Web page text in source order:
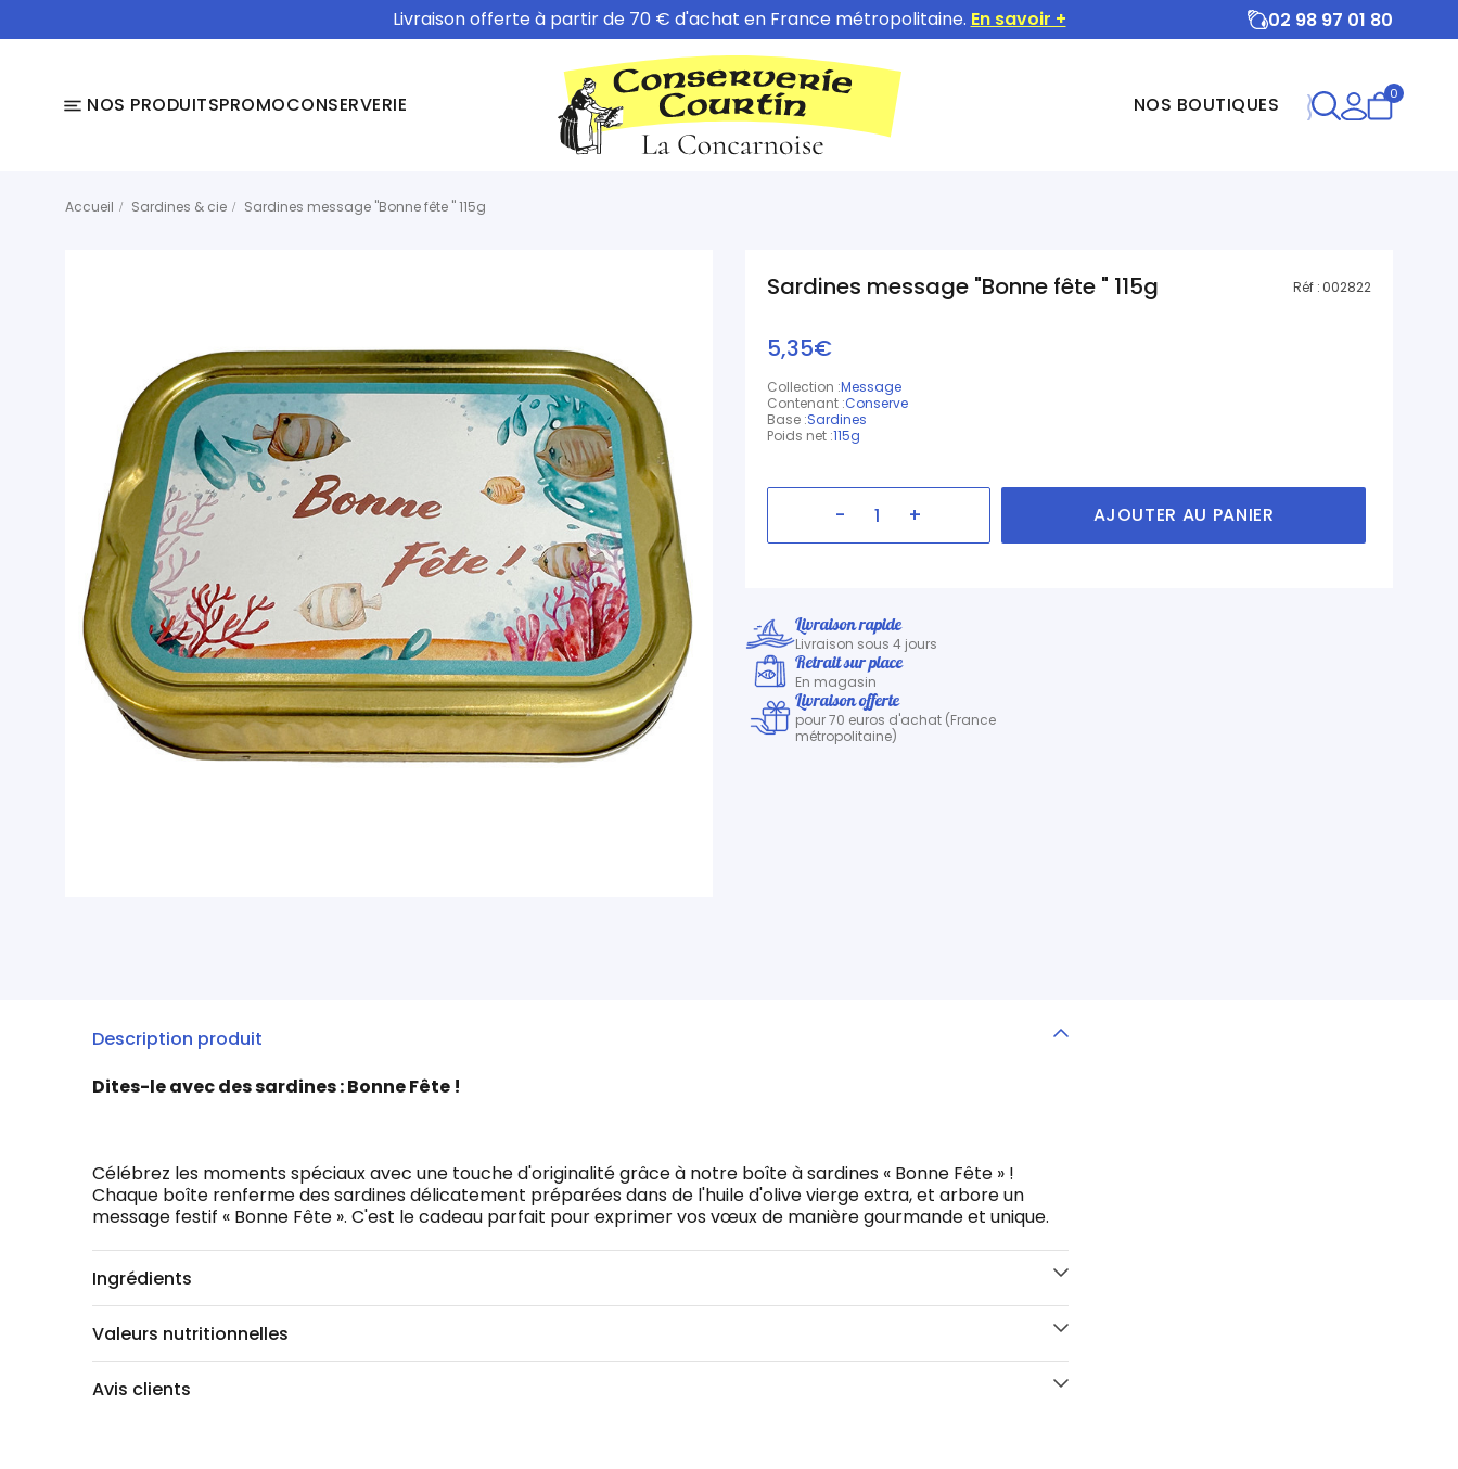
Livraison offerte à partir de 70 € d'achat en France métropolitaine. En savoir + 02 98 97 01 80
NOS PRODUITSPROMOCONSERVERIE NOS BOUTIQUES 0
Accueil Sardines & cie Sardines message "Bonne fête " 115g
Sardines message "Bonne fête " 115g Réf : 002822
5,35€
Collection :Message
Contenant :Conserve
Base :Sardines
Poids net :115g
- + AJOUTER AU PANIER
Livraison rapide
Livraison sous 4 jours
Retrait sur place
En magasin
Livraison offerte
pour 70 euros d'achat (France
métropolitaine)
Description produit
Dites-le avec des sardines : Bonne Fête !
Célébrez les moments spéciaux avec une touche d'originalité grâce à notre boîte à sardines « Bonne Fête » !
Chaque boîte renferme des sardines délicatement préparées dans de l'huile d'olive vierge extra, et arbore un
message festif « Bonne Fête ». C'est le cadeau parfait pour exprimer vos vœux de manière gourmande et unique.
Ingrédients
Valeurs nutritionnelles
Avis clients